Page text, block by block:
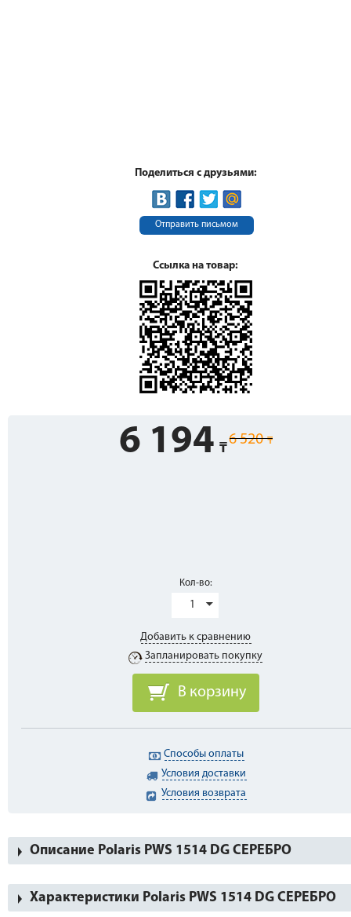
Поделиться с друзьями:
Отправить письмом
Ссылка на товар:
6 194 6 520
Кол-во:
1
Добавить к сравнению
Запланировать покупку
В корзину
Способы оплаты
Условия доставки
Условия возврата
Описание Polaris PWS 1514 DG СЕРЕБРО
Характеристики Polaris PWS 1514 DG СЕРЕБРО